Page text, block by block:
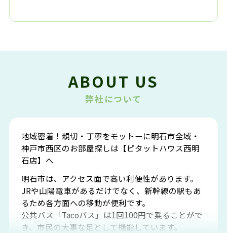
ABOUT US
弊社について
地域密着！親切・丁寧をモットーに明石市全域・
神戸市西区のお部屋探しは【ピタットハウス西明
石店】へ
明石市は、アクセス面で高い利便性があります。
JRや山陽電車があるだけでなく、新幹線の駅もあ
るため各方面への移動が便利です。
公共バス「Tacoバス」は1回100円で乗ることがで
き、市民の大事な足として機能しています。